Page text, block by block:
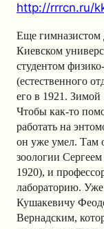
http://rrrcn.ru/
Еще
Киевском
студентом
(естественного
его в 1921. Зимой
Чтобы как-то
работать на
он уже умел. Там
зоологии
1920), и
лабораторию. Уже
Кушакевичу
Вернадским,